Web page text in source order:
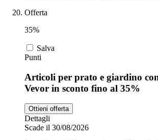
Offerta
35%
Salva
Punti
Articoli per prato e giardino
Vevor in sconto fino al 35%
Ottieni offerta
Dettagli
Scade il 30/08/2026